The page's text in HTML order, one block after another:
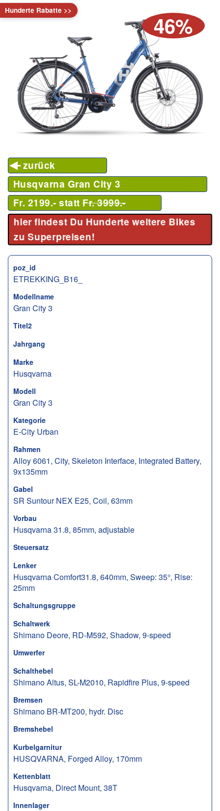
Hunderte Rabatte >>
46%
zurück
Husqvarna Gran City 3
Fr. 2199.- stattFr. 3999.-
hier findest Du Hunderte weitere Bikes
zu Superpreisen!
poz_id
ETREKKING_B16_
Modellname
Gran City 3
Titel2
Jahrgang
Marke
Husqvarna
Modell
Gran City 3
Kategorie
E-City Urban
Rahmen
Alloy 6061, City, Skeleton Interface, Integrated Battery,
9x135mm
Gabel
SR Suntour NEX E25, Coil, 63mm
Vorbau
Husqvarna 31.8, 85mm, adjustable
Steuersatz
Lenker
Husqvarna Comfort31.8, 640mm, Sweep: 35°, Rise:
25mm
Schaltungsgruppe
Schaltwerk
Shimano Deore, RD-M592, Shadow, 9-speed
Umwerfer
Schalthebel
Shimano Altus, SL-M2010, Rapidfire Plus, 9-speed
Bremsen
Shimano BR-MT200, hydr. Disc
Bremshebel
Kurbelgarnitur
HUSQVARNA, Forged Alloy, 170mm
Kettenblatt
Husqvarna, Direct Mount, 38T
Innenlager